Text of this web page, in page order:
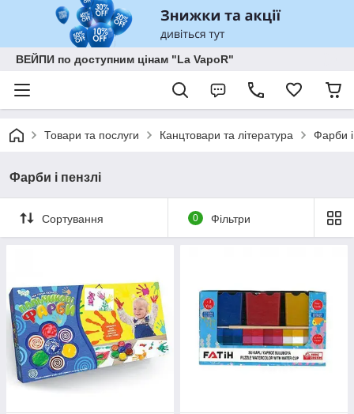
ВЕЙПИ по доступним цінам "La VapoR"
Товари та послуги Канцтовари та література Фарби і
Фарби і пензлі
Сортування 0 Фільтри